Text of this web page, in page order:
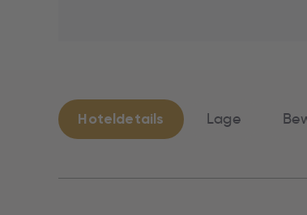
Hoteldetails Lage